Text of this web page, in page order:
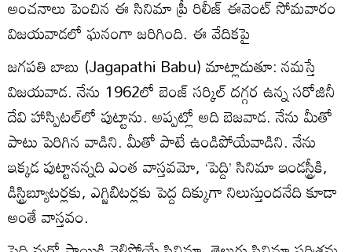
అంచనాలు పెంచిన ఈ సినిమా ప్రీ రిలీజ్ ఈవెంట్ సోమవారం
విజయవాడలో ఘనంగా జరిగింది. ఈ వేదికపై
జగపతి బాబు (Jagapathi Babu) మాట్లాడుతూ: నమస్తే
విజయవాడ. నేను 1962లో బెంజ్ సర్కిల్ దగ్గర ఉన్న సరోజినీ
దేవి హాస్పిటల్‌లో పుట్టాను. అప్పట్లో అది బెజవాడ. నేను మీతో
పాటు పెరిగిన వాడిని. మీతో పాటే ఉండిపోయేవాడిని. నేను
ఇక్కడ పుట్టానన్నది ఎంత వాస్తవమో, ‘పెద్ది’ సినిమా ఇండస్ట్రీకి,
డిస్ట్రిబ్యూటర్లకు, ఎగ్జిబిటర్లకు పెద్ద దిక్కుగా నిలుస్తుందనేది కూడా
అంతే వాస్తవం.